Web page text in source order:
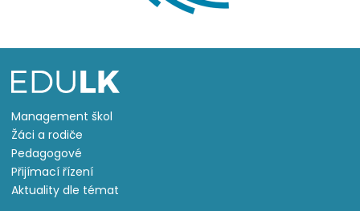
Management škol
Žáci a rodiče
Pedagogové
Přijímací řízení
Aktuality dle témat